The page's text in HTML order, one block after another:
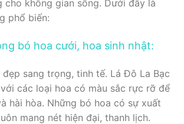
cho không gian sống. Dưới đây là
phổ biến:
bó hoa cưới, hoa sinh nhật:
sang trọng, tinh tế. Lá Đô La Bạc
các loại hoa có màu sắc rực rỡ để
hài hòa. Những bó hoa có sự xuất
mang nét hiện đại, thanh lịch.